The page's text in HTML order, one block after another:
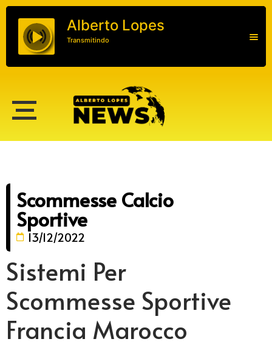
Alberto Lopes
Transmitindo
Scommesse Calcio
Sportive
13/12/2022
Sistemi Per
Scommesse Sportive
Francia Marocco